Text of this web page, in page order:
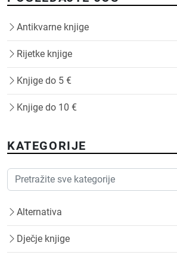
Antikvarne knjige
Rijetke knjige
Knjige do 5 €
Knjige do 10 €
KATEGORIJE
Alternativa
Dječje knjige